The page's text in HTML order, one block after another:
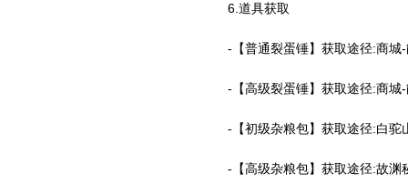
6.道具获取
-【普通裂蛋锤】获取途径:商城
-【高级裂蛋锤】获取途径:商城
-【初级杂粮包】获取途径:白
-【高级杂粮包】获取途径:故